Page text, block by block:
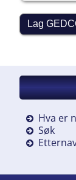
Hva er
Søk